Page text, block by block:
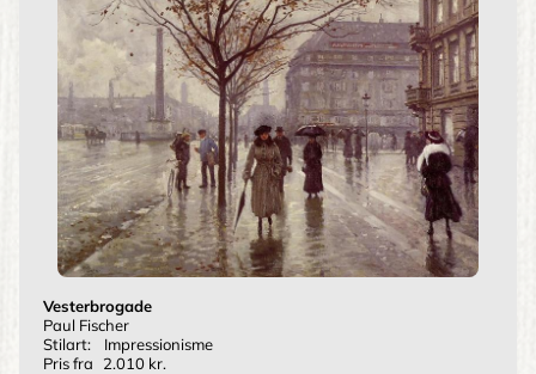
Vesterbrogade
Paul Fischer
Stilart:
Impressionisme
Pris fra
2.010 kr.